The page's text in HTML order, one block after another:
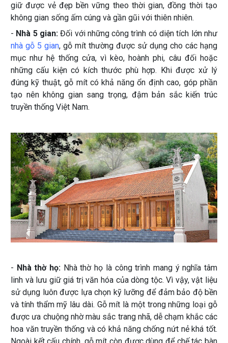
giữ được vẻ đẹp bền vững theo thời gian, đồng thời tạo
không gian sống ấm cúng và gần gũi với thiên nhiên.
- Nhà 5 gian:Đối với những công trình có diện tích lớn như
nhà gỗ 5 gian, gỗ mít thường được sử dụng cho các hạng
mục như hệ thống cửa, vì kèo, hoành phi, câu đối hoặc
những cấu kiện có kích thước phù hợp. Khi được xử lý
đúng kỹ thuật, gỗ mít có khả năng ổn định cao, góp phần
tạo nên không gian sang trọng, đậm bản sắc kiến trúc
truyền thống Việt Nam.
- Nhà thờ họ: Nhà thờ họ là công trình mang ý nghĩa tâm
linh và lưu giữ giá trị văn hóa của dòng tộc. Vì vậy, vật liệu
sử dụng luôn được lựa chọn kỹ lưỡng để đảm bảo độ bền
và tính thẩm mỹ lâu dài. Gỗ mít là một trong những loại gỗ
được ưa chuộng nhờ màu sắc trang nhã, dễ chạm khắc các
hoa văn truyền thống và có khả năng chống nứt nẻ khá tốt.
Ngoài kết cấu chính, gỗ mít còn được dùng để chế tác bàn